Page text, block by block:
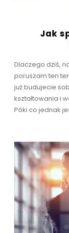
Jak
Dlaczego dziś,
poruszam ten
już budujecie
kształtowania i
Póki co jednak